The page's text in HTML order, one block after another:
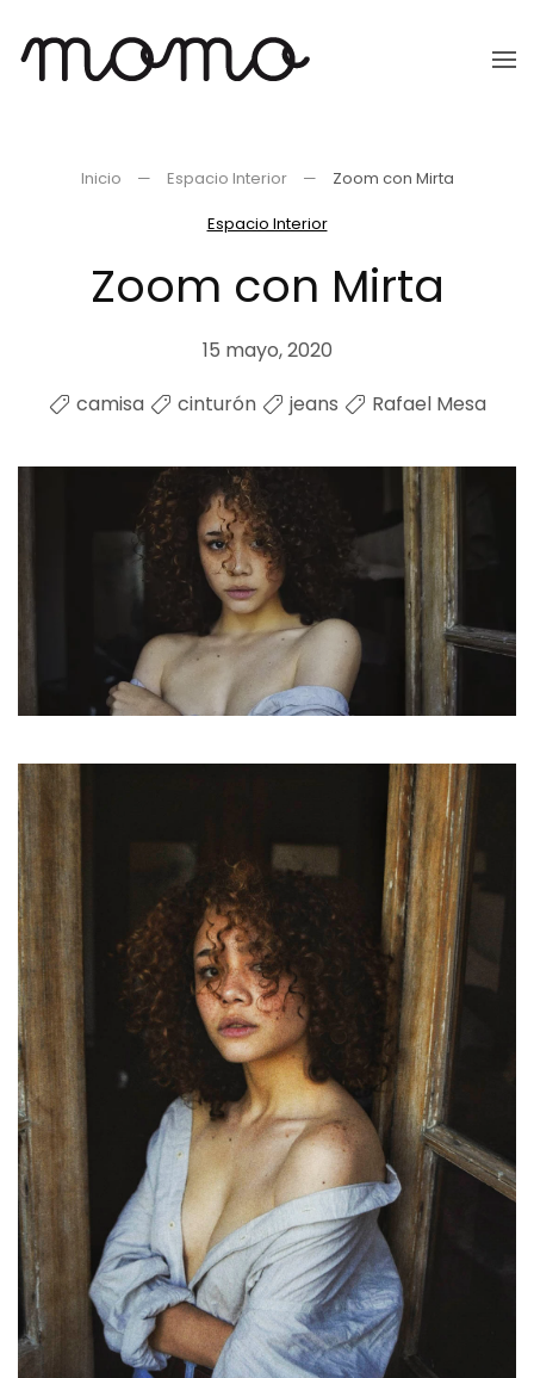
Ir
Inicio Espacio Interior
Zoom con Mirta
Espacio Interior
Zoom con Mirta
15 mayo, 2020
camisa
cinturón jeans Rafael Mesa